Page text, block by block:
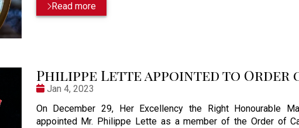
Read more
Philippe Lette appointed to Order
Date
Jan 4, 2023
On December 29, Her Excellency the Right Honourable
appointed Mr. Philippe Lette as a member of the Order of